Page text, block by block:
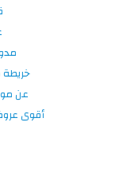
عن
أقوى